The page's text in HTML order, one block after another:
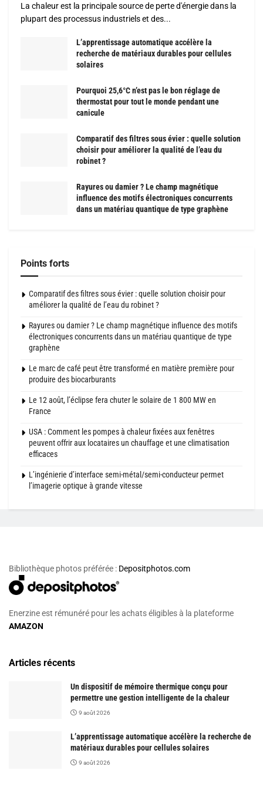
La chaleur est la principale source de perte d'énergie dans la
plupart des processus industriels et des...
L’apprentissage automatique accélère la
recherche de matériaux durables pour cellules
solaires
Pourquoi 25,6°C n’est pas le bon réglage de
thermostat pour tout le monde pendant une
canicule
Comparatif des filtres sous évier : quelle solution
choisir pour améliorer la qualité de l’eau du
robinet ?
Rayures ou damier ? Le champ magnétique
influence des motifs électroniques concurrents
dans un matériau quantique de type graphène
Points forts
Comparatif des filtres sous évier : quelle solution choisir pour
améliorer la qualité de l’eau du robinet ?
Rayures ou damier ? Le champ magnétique influence des motifs
électroniques concurrents dans un matériau quantique de type
graphène
Le marc de café peut être transformé en matière première pour
produire des biocarburants
Le 12 août, l’éclipse fera chuter le solaire de 1 800 MW en
France
USA : Comment les pompes à chaleur fixées aux fenêtres
peuvent offrir aux locataires un chauffage et une climatisation
efficaces
L’ingénierie d’interface semi-métal/semi-conducteur permet
l’imagerie optique à grande vitesse
Bibliothèque photos préférée : Depositphotos.com
Enerzine est rémunéré pour les achats éligibles à la plateforme
AMAZON
Articles récents
Un dispositif de mémoire thermique conçu pour
permettre une gestion intelligente de la chaleur
9 août 2026
L’apprentissage automatique accélère la recherche de
matériaux durables pour cellules solaires
9 août 2026